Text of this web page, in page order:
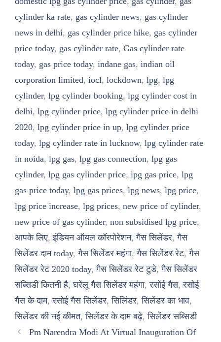
cylinder ka rate, gas cylinder news, gas cylinder
news in delhi, gas cylinder price hike, gas cylinder
price today, gas cylinder rate, Gas cylinder rate
today, gas price today, indane gas, indian oil
corporation limited, iocl, lockdown, lpg, lpg
cylinder, lpg cylinder booking, lpg cylinder cost in
delhi, lpg cylinder price, lpg cylinder price in delhi
2020, lpg cylinder price in up, lpg cylinder price
today, lpg cylinder rate in lucknow, lpg cylinder rate
in noida, lpg gas, lpg gas connection, lpg gas
cylinder, lpg gas cylinder price, lpg gas price, lpg
gas price today, lpg gas prices, lpg news, lpg price,
lpg price increase, lpg prices, new price of cylinder,
new price of gas cylinder, non subsidised lpg price,
आपके लिए,इंडियन ऑयल कॉरपोरेशन,गैस सिलेंडर,गैस
सिलेंडर दाम today,गैस सिलेंडर महंगा,गैस सिलेंडर रेट,गैस
सिलेंडर रेट 2020 today,गैस सिलेंडर रेट टुडे,गैस सिलेंडर
सब्सिडी कितनी है,घरेलू गैस सिलेंडर महंगा,रसोई गैस,रसोई
गैस के दाम,रसोई गैस सिलेंडर,सिलिंडर,सिलेंडर का भाव,
सिलेंडर की नई कीमत,सिलेंडर के दाम बढ़े,सिलेंडर सब्सिडी
Pm Narendra Modi At Virtual Inauguration Of